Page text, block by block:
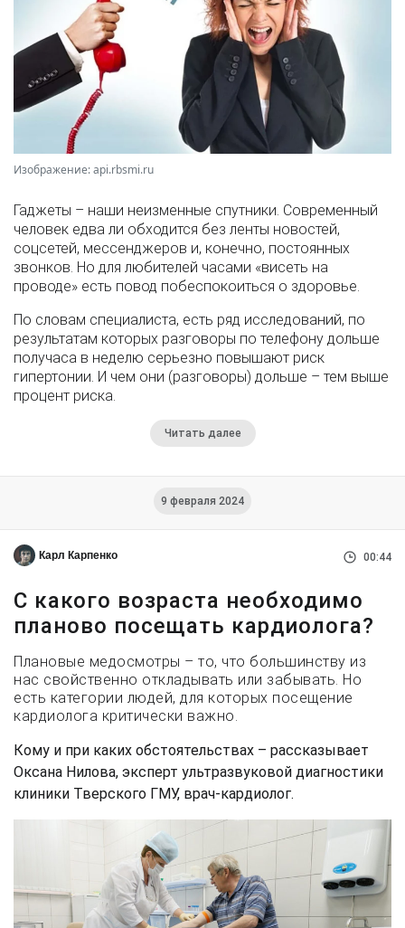
Изображение: api.rbsmi.ru
Гаджеты – наши неизменные спутники. Современный
человек едва ли обходится без ленты новостей,
соцсетей, мессенджеров и, конечно, постоянных
звонков. Но для любителей часами «висеть на
проводе» есть повод побеспокоиться о здоровье.
По словам специалиста, есть ряд исследований, по
результатам которых разговоры по телефону дольше
получаса в неделю серьезно повышают риск
гипертонии. И чем они (разговоры) дольше – тем выше
процент риска.
Читать далее
9 февраля 2024
Карл Карпенко 00:44
С какого возраста необходимо
планово посещать кардиолога?
Плановые медосмотры – то, что большинству из
нас свойственно откладывать или забывать. Но
есть категории людей, для которых посещение
кардиолога критически важно.
Кому и при каких обстоятельствах – рассказывает
Оксана Нилова, эксперт ультразвуковой диагностики
клиники Тверского ГМУ, врач-кардиолог.